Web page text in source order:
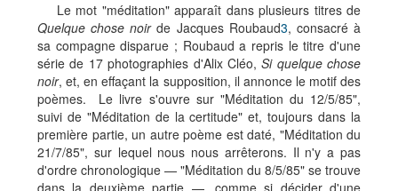
Le mot "méditation" apparaît dans plusieurs titres de
Quelque chose noirde Jacques Roubaud3, consacré à
sa compagne disparue ; Roubaud a repris le titre d'une
série de 17 photographies d'Alix Cléo,Si quelque chose
noir, et, en effaçant la supposition, il annonce le motif des
poèmes. Le livre s'ouvre sur "Méditation du 12/5/85",
suivi de "Méditation de la certitude" et, toujours dans la
première partie, un autre poème est daté, "Méditation du
21/7/85", sur lequel nous nous arrêterons. Il n'y a pas
d'ordre chronologique — "Méditation du 8/5/85" se trouve